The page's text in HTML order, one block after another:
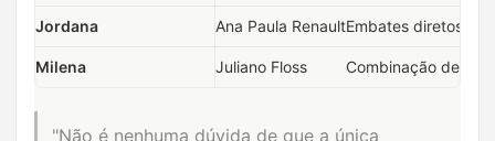
Jordana Ana Paula RenaultEmbates diretos no
Milena Juliano Floss Combinação de
"Não é nenhuma dúvida de que a única